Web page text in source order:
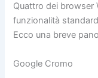
Quattro dei browser
funzionalità
Ecco una breve
Google Cromo